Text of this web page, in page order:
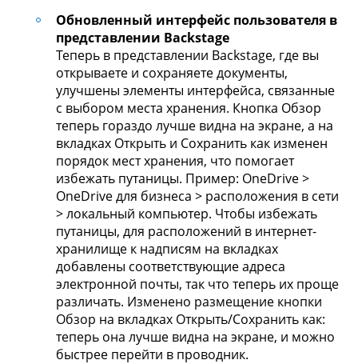
Обновленный интерфейс пользователя в
представлении Backstage
Теперь в представлении Backstage, где вы
открываете и сохраняете документы,
улучшены элементы интерфейса, связанные
с выбором места хранения. Кнопка Обзор
теперь гораздо лучше видна на экране, а на
вкладках Открыть и Сохранить как изменен
порядок мест хранения, что помогает
избежать путаницы. Пример: OneDrive >
OneDrive для бизнеса > расположения в сети
> локальный компьютер. Чтобы избежать
путаницы, для расположений в интернет-
хранилище к надписям на вкладках
добавлены соответствующие адреса
электронной почты, так что теперь их проще
различать. Изменено размещение кнопки
Обзор на вкладках Открыть/Сохранить как:
теперь она лучше видна на экране, и можно
быстрее перейти в проводник.